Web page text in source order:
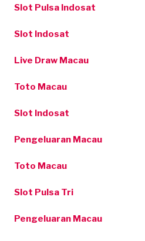
Slot Pulsa Indosat
Slot Indosat
Live Draw Macau
Toto Macau
Slot Indosat
Pengeluaran Macau
Toto Macau
Slot Pulsa Tri
Pengeluaran Macau